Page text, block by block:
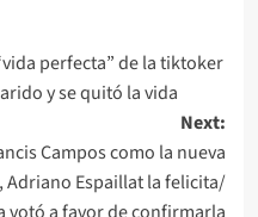
perfecta” de la tiktoker
y se quitó la vida
Next:
Campos como la nueva
Adriano Espaillat la felicita/